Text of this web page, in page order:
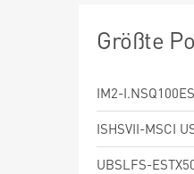
Größte
IM2-
ISHSVII-MSCI
UBSLFS-